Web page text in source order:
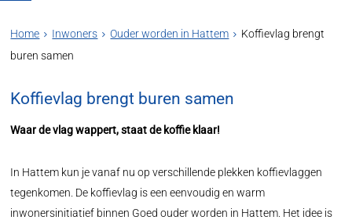
Home Inwoners Ouder worden in Hattem
Koffievlag brengt
buren samen
Koffievlag brengt buren samen
Waar de vlag wappert, staat de koffie klaar!
In Hattem kun je vanaf nu op verschillende plekken koffievlaggen
tegenkomen. De koffievlag is een eenvoudig en warm
inwonersinitiatief binnen Goed ouder worden in Hattem. Het idee is